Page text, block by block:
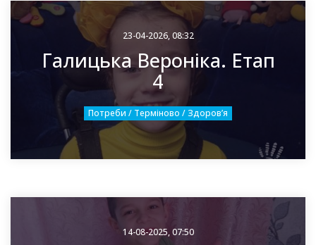
23-04-2026, 08:32
Галицька Вероніка. Етап
4
Потреби / Терміново / Здоровʼя
14-08-2025, 07:50